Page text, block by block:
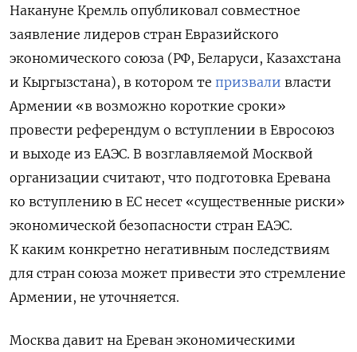
Накануне Кремль опубликовал совместное
заявление лидеров стран Евразийского
экономического союза (РФ, Беларуси, Казахстана
и Кыргызстана), в котором те призвали власти
Армении «в возможно короткие сроки»
провести референдум о вступлении в Евросоюз
и выходе из ЕАЭС. В возглавляемой Москвой
организации считают, что подготовка Еревана
ко вступлению в ЕС несет «существенные риски»
экономической безопасности стран ЕАЭС.
К каким конкретно негативным последствиям
для стран союза может привести это стремление
Армении, не уточняется.
Москва давит на Ереван экономическими